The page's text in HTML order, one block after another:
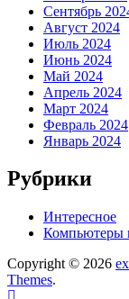
Сентябрь
Август 2024
Июль 2024
Июнь 2024
Май 2024
Апрель 2024
Март 2024
Февраль 2024
Январь 2024
Рубрики
Интересное
Компьютеры
Copyright © 2026
Themes.